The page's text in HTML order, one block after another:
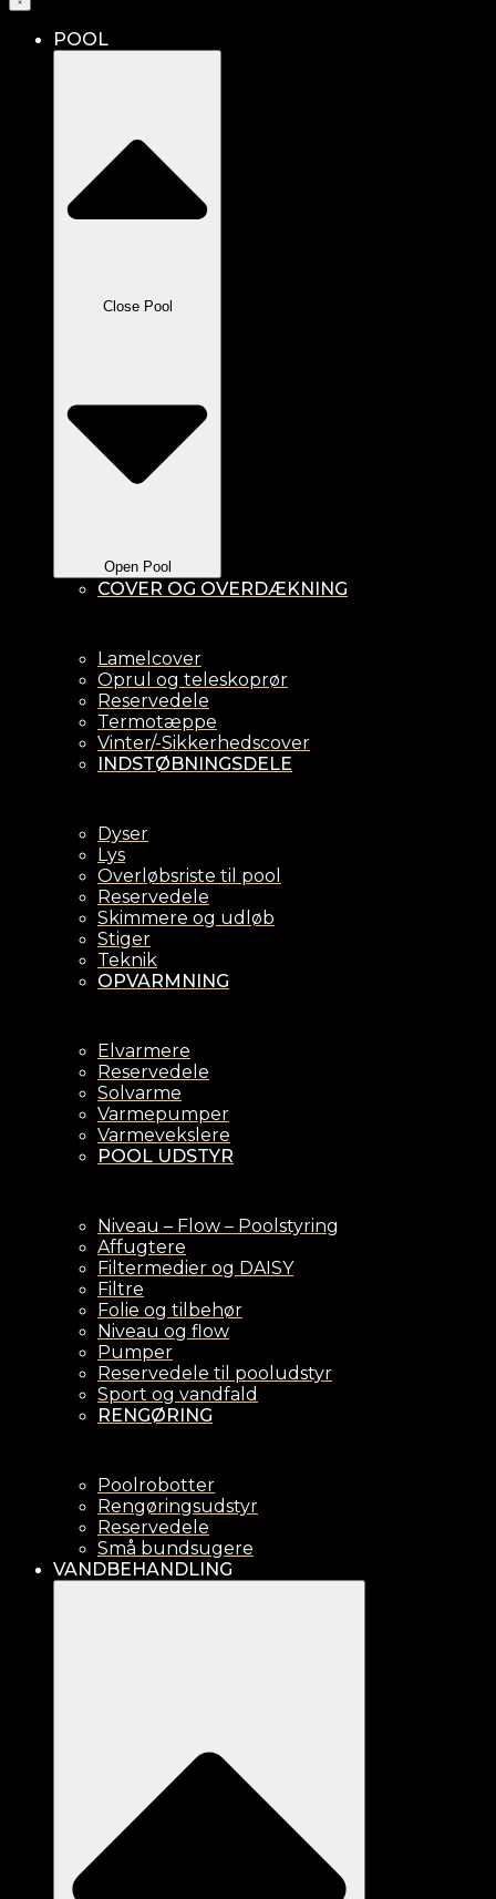
POOL
Close Pool
Open Pool
COVER OG OVERDÆKNING
Lamelcover
Oprul og teleskoprør
Reservedele
Termotæppe
Vinter/-Sikkerhedscover
INDSTØBNINGSDELE
Dyser
Lys
Overløbsriste til pool
Reservedele
Skimmere og udløb
Stiger
Teknik
OPVARMNING
Elvarmere
Reservedele
Solvarme
Varmepumper
Varmevekslere
POOL UDSTYR
Niveau – Flow – Poolstyring
Affugtere
Filtermedier og DAISY
Filtre
Folie og tilbehør
Niveau og flow
Pumper
Reservedele til pooludstyr
Sport og vandfald
RENGØRING
Poolrobotter
Rengøringsudstyr
Reservedele
Små bundsugere
VANDBEHANDLING